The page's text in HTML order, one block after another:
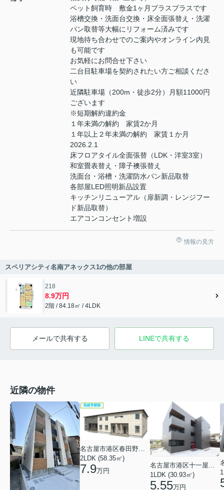
ペット飼育時 敷金1ヶ月プラスプラスです
浴槽交換・洗面台交換・床全面張替え・洗濯
パン取替等大幅にリフォーム済みです
現地待ち合わせでのご案内やオンライン内見
も可能です
お気軽にお問合せ下さい
二台目駐車場を契約されたい方ご相談くださ
い
近隣駐車場（200m・徒歩2分）月額11000円
ございます
※短期解約違約金
１年未満の解約 家賃2か月
１年以上２年未満の解約 家賃１か月
2026.2.1
床フロアタイル全面張替（LDK・洋室3室）
和室畳表替え・障子襖張替え
洗面台・浴槽・洗濯防水パン新品取替
各部屋LED照明新品設置
キッチンリニューアル（扉新調・レンジフー
ド新品取替）
エアコンコンセント増設
情報の見方
スペリアシティ名南アネックス1の他の部屋
218
8.9万円
2階 / 84.18㎡ / 4LDK
メールで共有する LINEで共有する
近隣の物件
2LDK (58.35㎡)
7.9万円
名古屋市港区十一屋２丁目
1LDK (30.93㎡)
5.55万円